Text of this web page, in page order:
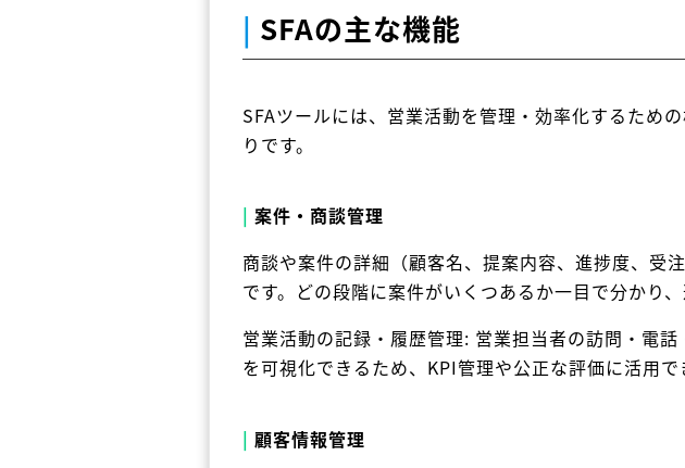
| SFAの主な機能
SFAツールには、営業活動を管理・効率化するため
りです。
| 案件・商談管理
商談や案件の詳細（顧客名、提案内容、進捗度、受
です。どの段階に案件がいくつあるか一目で分かり
営業活動の記録・履歴管理: 営業担当者の訪問・電
を可視化できるため、KPI管理や公正な評価に活用で
| 顧客情報管理